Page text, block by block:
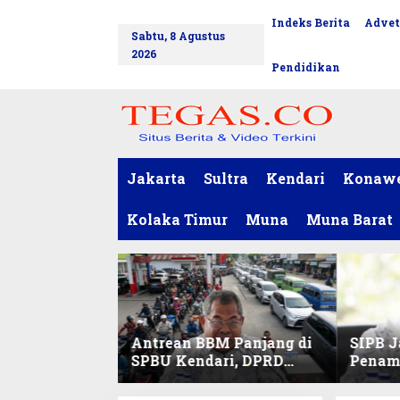
Sabtu, 8 Agustus
2026
Indeks Berita
Pendidikan
Jakarta Sultra Kendari
Kolaka Timur Muna Muna Barat
Antrean BBM Panjang di
SPBU Kendari, DPRD
Sultra Duga Sistem
SIPB